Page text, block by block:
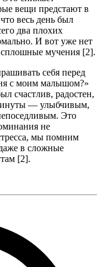
вещи предстают в
весь день был
два плохих
И вот уже нет
мучения [2].
себя перед
с моим малышом?»
счастлив, радостен,
— улыбчивым,
Это
не
мы помним
в сложные
[2].